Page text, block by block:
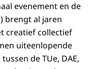
evenement en de
brengt al jaren
creatief collectief
uiteenlopende
de TUe, DAE,